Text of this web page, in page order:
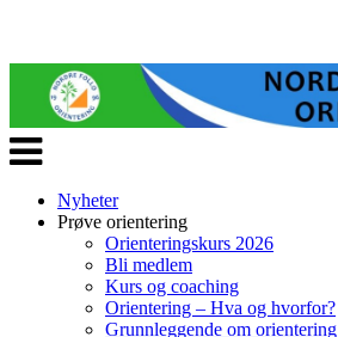
Veksle
navigasjon
Nyheter
Prøve orientering
Orienteringskurs 2026
Bli medlem
Kurs og coaching
Orientering – Hva og hvorfor?
Grunnleggende om orientering